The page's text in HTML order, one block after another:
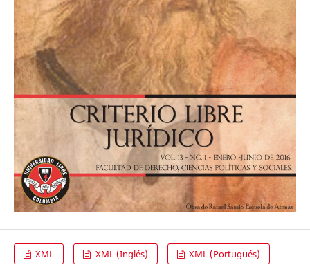
XML XML (Inglés) XML (Portugués)